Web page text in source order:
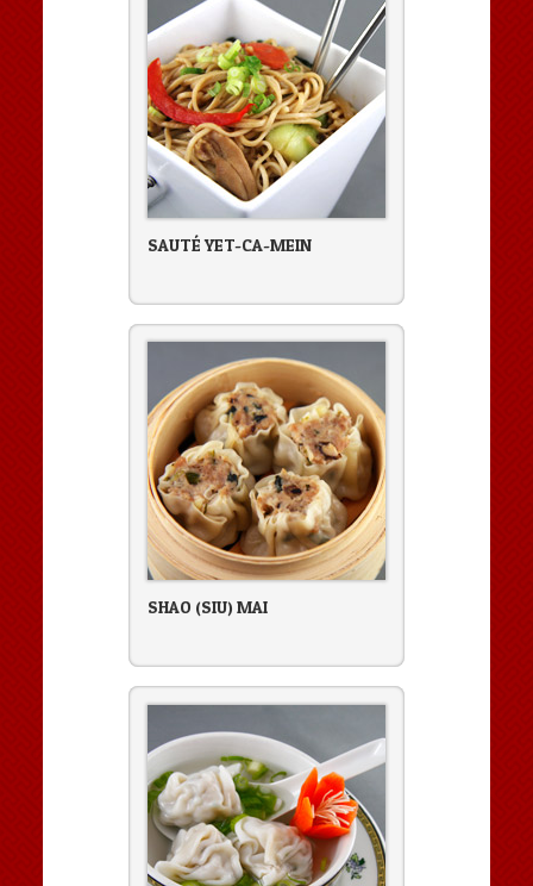
SAUTÉ YET-CA-MEIN
SHAO (SIU) MAI